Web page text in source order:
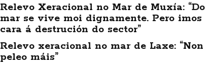
Relevo Xeracional no Mar de Muxía: “Do
mar se vive moi dignamente. Pero imos
cara á destrución do sector”
Relevo xeracional no mar de Laxe: “Non
peleo máis”